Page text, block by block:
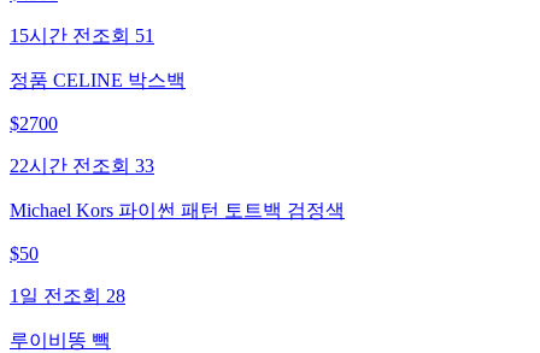
15시간 전 조회 51
정품 CELINE 박스백
$2700
22시간 전 조회 33
Michael Kors 파이썬 패턴 토트백 검정색
$50
1일 전 조회 28
루이비똥 빽